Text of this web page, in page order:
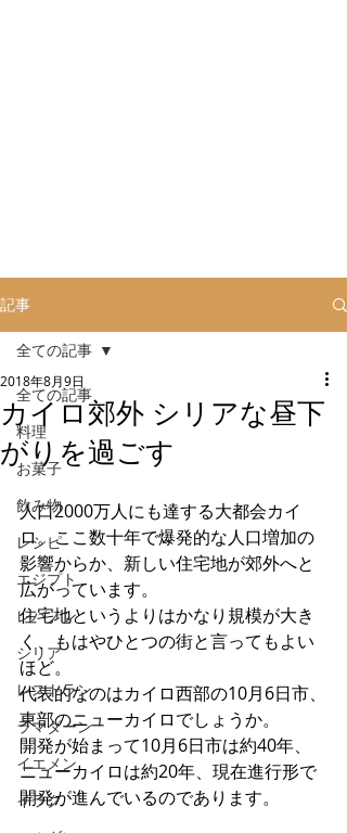
記事
全ての記事
料理
お菓子
飲み物
レシピ
エジプト
レバノン
シリア
レストラン
ラマダーン
イエメン
イラク
全ての記事
カイロ郊外 シリアな昼下
がりを過ごす
2018年8月9日
人口2000万人にも達する大都会カイ
ロ。ここ数十年で爆発的な人口増加の
影響からか、新しい住宅地が郊外へと
広がっています。
住宅地というよりはかなり規模が大き
く、もはやひとつの街と言ってもよい
ほど。
代表的なのはカイロ西部の10月6日市、
東部のニューカイロでしょうか。
開発が始まって10月6日市は約40年、
ニューカイロは約20年、現在進行形で
開発が進んでいるのであります。